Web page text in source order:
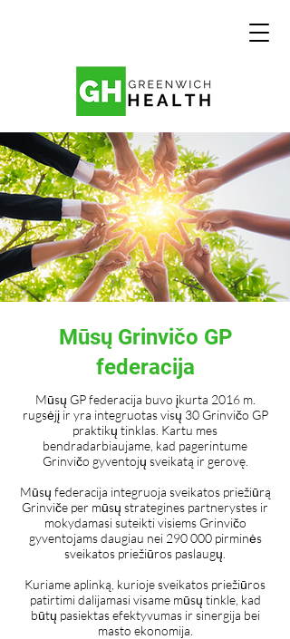
Mūsų Grinvičo GP
federacija
Mūsų GP federacija buvo įkurta 2016 m.
rugsėjį ir yra integruotas visų 30 Grinvičo GP
praktikų tinklas. Kartu mes
bendradarbiaujame, kad pagerintume
Grinvičo gyventojų sveikatą ir gerovę.
Mūsų federacija integruoja sveikatos priežiūrą
Grinviče per mūsų strategines partnerystes ir
mokydamasi suteikti visiems Grinvičo
gyventojams daugiau nei 290 000 pirminės
sveikatos priežiūros paslaugų.
Kuriame aplinką, kurioje sveikatos priežiūros
patirtimi dalijamasi visame mūsų tinkle, kad
būtų pasiektas efektyvumas ir sinergija bei
masto ekonomija.